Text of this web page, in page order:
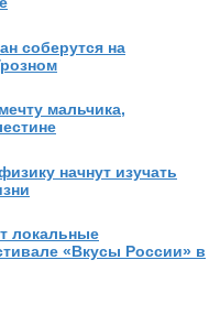
соберутся на
мальчика,
начнут изучать
локальные
«Вкусы России» в